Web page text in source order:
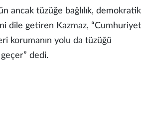
ancak tüzüğe bağlılık, demokratik
dile getiren Kazmaz, “Cumhuriyet
korumanın yolu da tüzüğü
dedi.